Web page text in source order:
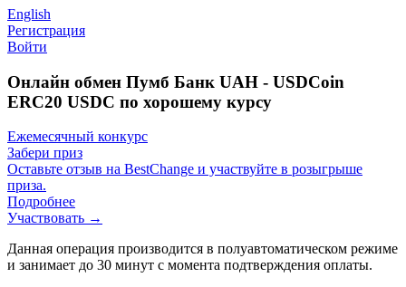
English
Регистрация
Войти
Онлайн обмен Пумб Банк UAH - USDCoin
ERC20 USDC по хорошему курсу
Ежемесячный конкурс
Забери приз
Оставьте отзыв на BestChange и участвуйте в розыгрыше
приза.
Подробнее
Участвовать →
Данная операция производится в полуавтоматическом режиме
и занимает до 30 минут с момента подтверждения оплаты.